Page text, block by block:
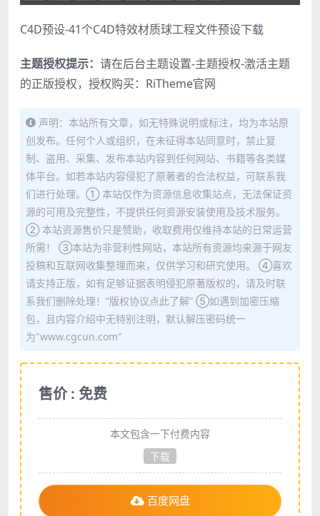
C4D预设-41个C4D特效材质球工程文件预设下载
主题授权提示： 请在后台主题设置-主题授权-激活主题
的正版授权，授权购买： RiTheme官网
声明：本站所有文章，如无特殊说明或标注，均为本站原
创发布。任何个人或组织，在未征得本站同意时，禁止复
制、盗用、采集、发布本站内容到任何网站、书籍等各类媒
体平台。如若本站内容侵犯了原著者的合法权益，可联系我
们进行处理。① 本站仅作为资源信息收集站点，无法保证资
源的可用及完整性，不提供任何资源安装使用及技术服务。
② 本站资源售价只是赞助，收取费用仅维持本站的日常运营
所需！ ③本站为非营利性网站，本站所有资源均来源于网友
投稿和互联网收集整理而来，仅供学习和研究使用。 ④喜欢
请支持正版，如有足够证据表明侵犯原著版权的，请及时联
系我们删除处理！“版权协议点此了解” ⑤如遇到加密压缩
包，且内容介绍中无特别注明，默认解压密码统一
为"www.cgcun.com"
售价 : 免费
本文包含一下付费内容
下载
百度网盘